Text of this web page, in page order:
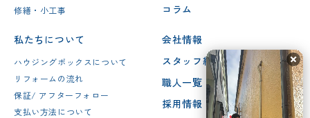
修繕・小工事
コラム
私たちについて
ハウジングボックスについて
リフォームの流れ
保証/ アフターフォロー
支払い方法について
会社情報
スタッフ紹介
職人一覧
採用情報